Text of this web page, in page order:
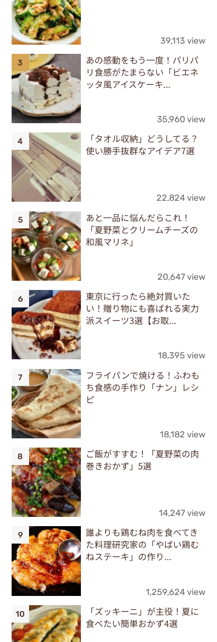
39,113 view
あの感動をもう一度！パリパ
リ食感がたまらない「ビエネ
ッタ風アイスケーキ...
35,960 view
「タオル収納」どうしてる？
使い勝手抜群なアイデア7選
22,824 view
あと一品に悩んだらこれ！
「夏野菜とクリームチーズの
和風マリネ」
20,647 view
東京に行ったら絶対買いた
い！贈り物にも喜ばれる実力
派スイーツ3選【お取...
18,395 view
フライパンで焼ける！ふわも
ち食感の手作り「ナン」レシ
ピ
18,182 view
ご飯がすすむ！「夏野菜の肉
巻きおかず」5選
14,247 view
誰よりも鶏むね肉を食べてき
た料理研究家の「やばい鶏む
ねステーキ」の作り...
1,259,624 view
「ズッキーニ」が主役！夏に
食べたい簡単おかず4選